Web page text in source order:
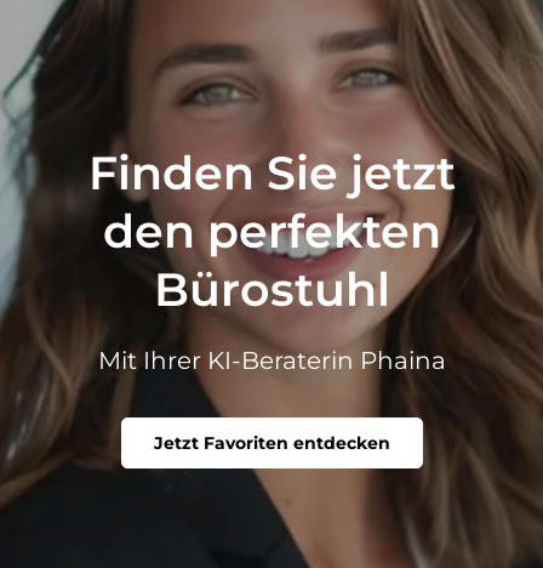
Finden Sie jetzt
den perfekten
Bürostuhl
Mit Ihrer KI-Beraterin Phaina
Jetzt Favoriten entdecken